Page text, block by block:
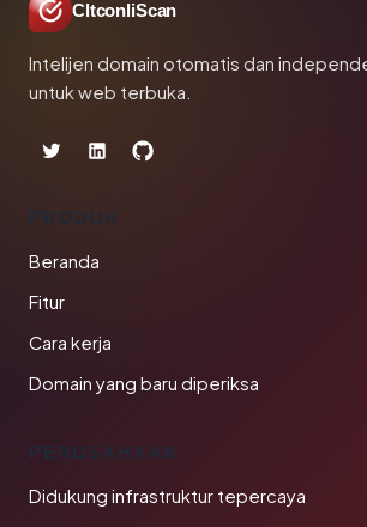
CltconliScan
Intelijen domain otomatis dan
untuk web terbuka.
PRODUK
Beranda
Fitur
Cara kerja
Domain yang baru diperiksa
PERUSAHAAN
Didukung infrastruktur tepercaya